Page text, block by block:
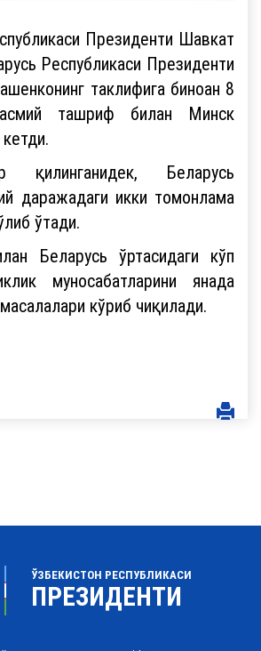
Президенти Шавкат
Республикаси Президенти
таклифига биноан 8
ташриф билан Минск
қилинганидек, Беларусь
даражадаги икки томонлама
ўтади.
Беларусь ўртасидаги кўп
муносабатларини янада
кўриб чиқилади.
ЎЗБЕКИСТОН РЕСПУБЛИКАСИ
ПРЕЗИДЕНТИ